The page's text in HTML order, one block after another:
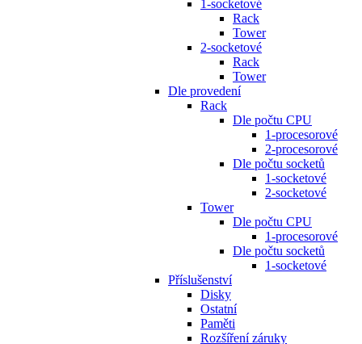
1-socketové
Rack
Tower
2-socketové
Rack
Tower
Dle provedení
Rack
Dle počtu CPU
1-procesorové
2-procesorové
Dle počtu socketů
1-socketové
2-socketové
Tower
Dle počtu CPU
1-procesorové
Dle počtu socketů
1-socketové
Příslušenství
Disky
Ostatní
Paměti
Rozšíření záruky